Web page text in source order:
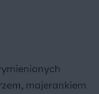
majerankiem